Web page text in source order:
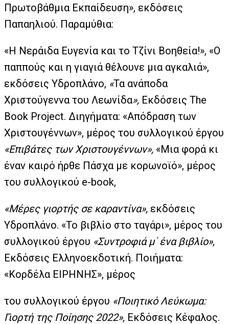
Πρωτοβάθμια Εκπαίδευση», εκδόσεις
Παπαηλιού. Παραμύθια:
«Η Νεράιδα Ευγενία και το Τζίνι Βοηθεία!», «Ο
παππούς και η γιαγιά θέλουνε μια αγκαλιά»,
εκδόσεις Υδροπλάνο, «Τα ανάποδα
Χριστούγεννα του Λεωνίδα», Εκδόσεις The
Book Project. Διηγήματα: «Απόδραση των
Χριστουγέννων», μέρος του συλλογικού έργου
«Επιβάτες των Χριστουγέννων», «Μια φορά κι
έναν καιρό ήρθε Πάσχα με κορωνοϊό», μέρος
του συλλογικού e-book,
«Μέρες γιορτής σε καραντίνα», εκδόσεις
Υδροπλάνο. «Το βιβλίο στο ταγάρι», μέρος του
συλλογικού έργου «Συντροφιά μ΄ ένα βιβλίο»,
Εκδόσεις Ελληνοεκδοτική. Ποιήματα:
«Κορδέλα ΕΙΡΗΝΗΣ», μέρος
του συλλογικού έργου «Ποιητικό Λεύκωμα:
Γιορτή της Ποίησης 2022», Εκδόσεις Κέφαλος.